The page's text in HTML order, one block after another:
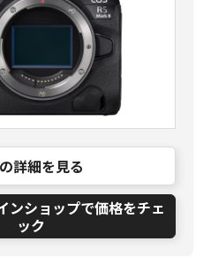
詳細を見る
ンショップで価格をチェ
ック